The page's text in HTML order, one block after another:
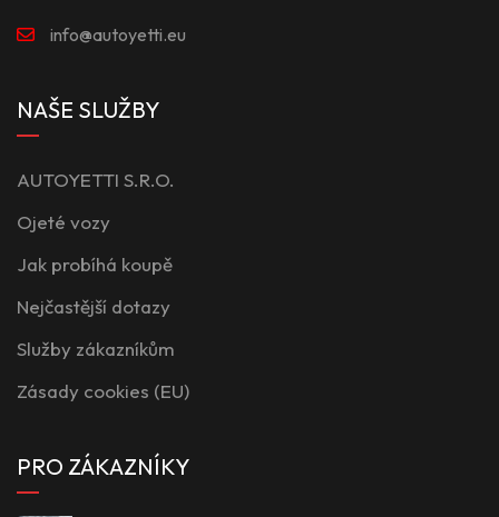
info@autoyetti.eu
NAŠE SLUŽBY
AUTOYETTI S.R.O.
Ojeté vozy
Jak probíhá koupě
Nejčastější dotazy
Služby zákazníkům
Zásady cookies (EU)
PRO ZÁKAZNÍKY